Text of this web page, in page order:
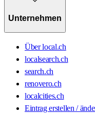
Unternehmen
Über local.ch
localsearch.ch
search.ch
renovero.ch
localcities.ch
Eintrag erstellen /